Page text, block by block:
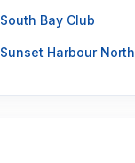
South Bay Club
Sunset Harbour North